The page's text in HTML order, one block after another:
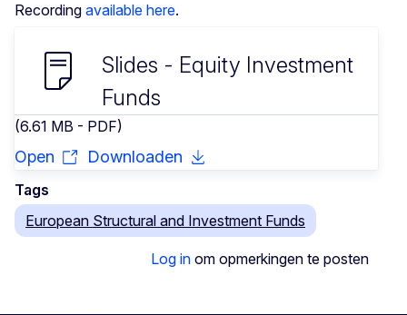
Recording available here.
Slides - Equity Investment
Funds
(6.61 MB - PDF)
Open Downloaden
Tags
European Structural and Investment Funds
Log in om opmerkingen te posten